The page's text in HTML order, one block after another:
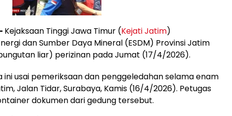
Kejaksaan Tinggi Jawa Timur (Kejati Jatim)
dan Sumber Daya Mineral (ESDM) Provinsi Jatim
liar) perizinan pada Jumat (17/4/2026).
usai pemeriksaan dan penggeledahan selama enam
Jalan Tidar, Surabaya, Kamis (16/4/2026). Petugas
dokumen dari gedung tersebut.